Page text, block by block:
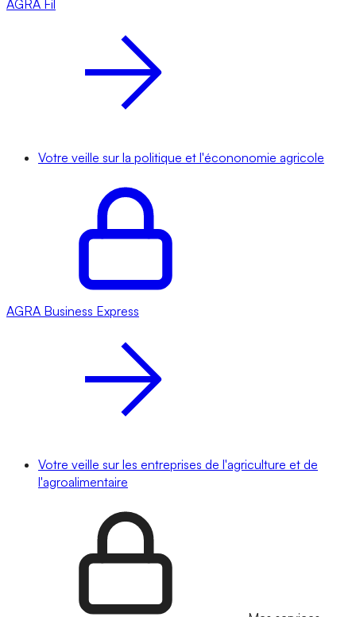
AGRA Fil
Votre veille sur la politique et l'écononomie agricole
AGRA Business Express
Votre veille sur les entreprises de l'agriculture et de
l'agroalimentaire